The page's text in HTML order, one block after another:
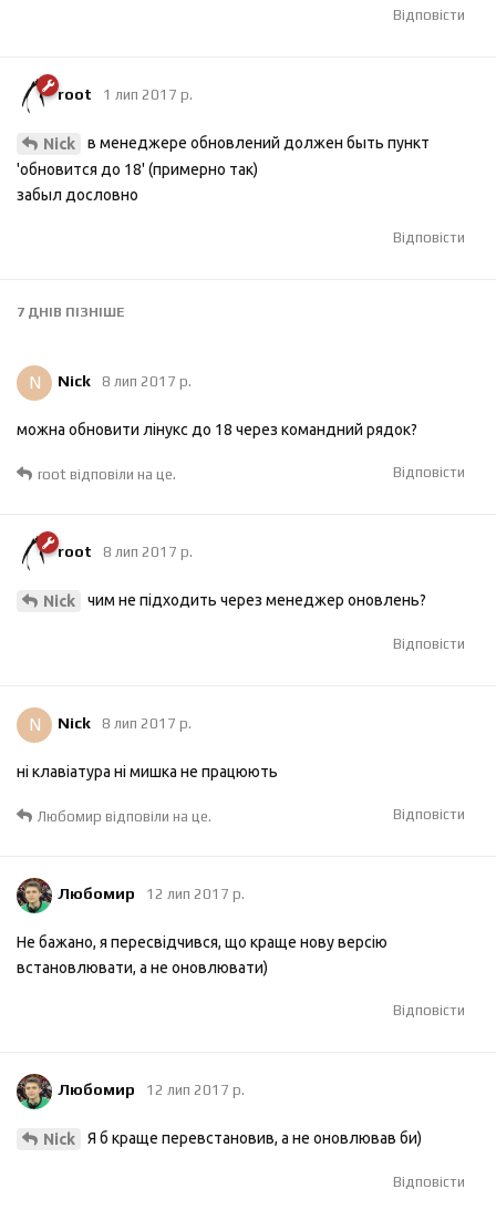
Відповісти
root 1 лип 2017 р.
Nick
в менеджере обновлений должен быть пункт
'обновится до 18' (примерно так)
забыл дословно
Відповісти
7 ДНІВ ПІЗНІШЕ
N Nick 8 лип 2017 р.
можна обновити лінукс до 18 через командний рядок?
Відповісти
root відповіли на це.
root 8 лип 2017 р.
Nick чим не підходить через менеджер оновлень?
Відповісти
N Nick 8 лип 2017 р.
ні клавіатура ні мишка не працюють
Відповісти
Любомир відповіли на це.
Любомир 12 лип 2017 р.
Не бажано, я пересвідчився, що краще нову версію
встановлювати, а не оновлювати)
Відповісти
Любомир 12 лип 2017 р.
Nick Я б краще перевстановив, а не оновлював би)
Відповісти